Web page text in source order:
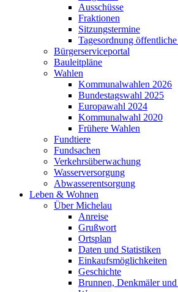
Ausschüsse
Fraktionen
Sitzungstermine
Tagesordnung
Bürgerserviceportal
Bauleitpläne
Wahlen
Kommunalwahlen 2026
Bundestagswahl 2025
Europawahl 2024
Kommunalwahl 2020
Frühere Wahlen
Fundtiere
Fundsachen
Verkehrsüberwachung
Wasserversorgung
Abwasserentsorgung
Leben & Wohnen
Über Michelau
Anreise
Grußwort
Ortsplan
Daten und Statistiken
Einkaufsmöglichkeiten
Geschichte
Brunnen, Denkmäler